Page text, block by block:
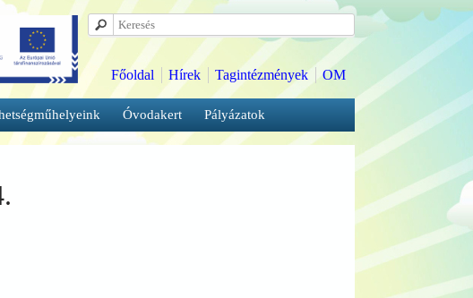
Főoldal Hírek Tagintézmények OM
Óvodakert Pályázatok